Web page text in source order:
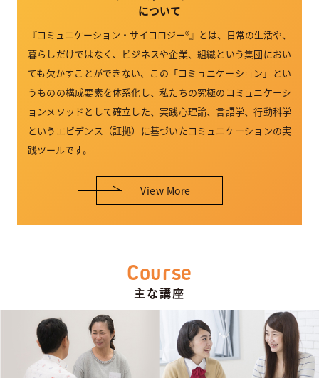
について
『コミュニケーション・サイコロジー®』とは、日常の生活や、
暮らしだけではなく、ビジネスや企業、組織という集団におい
ても欠かすことができない、この「コミュニケーション」とい
うものの構成要素を体系化し、私たちの究極のコミュニケーシ
ョンメソッドとして確立した、実践心理論、言語学、行動科学
というエビデンス（証拠）に基づいたコミュニケーションの実
践ツールです。
View More
Course
主な講座